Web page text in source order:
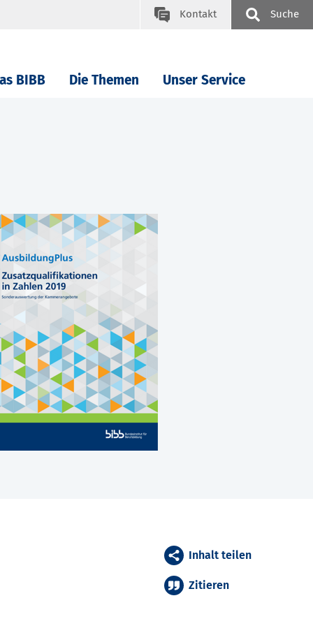
Kontakt Suche
BIBB Die Themen Unser Service
Inhalt teilen
Zitieren